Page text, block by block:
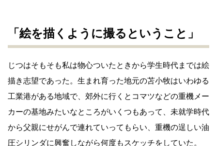
「絵を描くように撮るということ」
じつはそもそも私は物心ついたときから学生時代までは絵
描き志望であった。生まれ育った地元の苫小牧はいわゆる
工業港がある地域で、郊外に行くとコマツなどの重機メー
カーの基地みたいなところがいくつもあって、未就学時代
から父親にせがんで連れていってもらい、重機の逞しい油
圧シリンダに興奮しながら何度もスケッチをしていた。